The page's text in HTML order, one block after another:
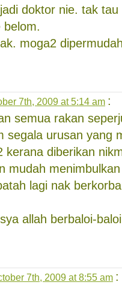
doktor nie. tak
belom.
moga2
7th, 2009 at 5:14 am :
semua rakan
segala urusan yang
kerana diberikan
mudah
lagi nak
allah berbaloi-
7th, 2009 at 8:55 am :